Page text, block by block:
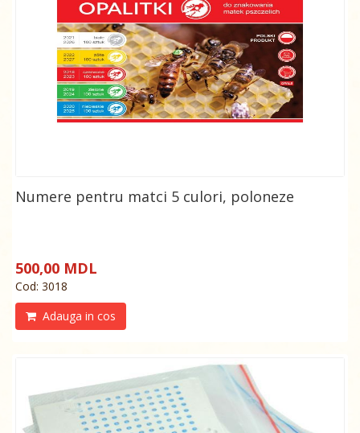
Numere pentru matci 5 culori, poloneze
500,00 MDL
Cod: 3018
Adauga in cos